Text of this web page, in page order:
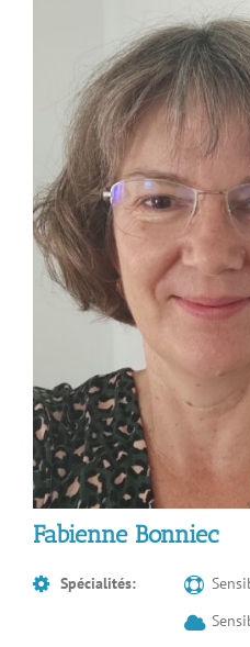
Fabienne Bonniec
Spécialités: